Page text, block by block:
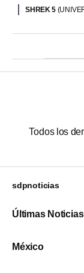
SHREK 5
Todos los
sdpnoticias
Últimas Noticias
México